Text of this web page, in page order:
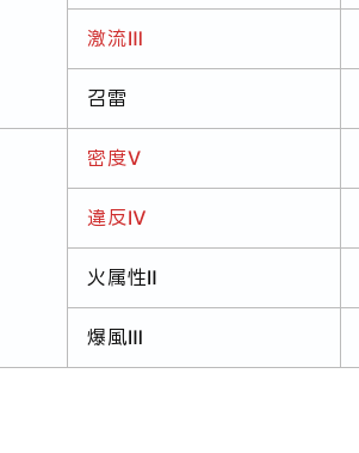
激流Ⅲ
召雷
密度Ⅴ
違反Ⅳ
火属性Ⅱ
爆風Ⅲ